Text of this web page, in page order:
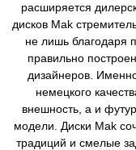
расширяется
дисков Mak
не лишь благодаря
правильно
дизайнеров.
немецкого
внешность, а и
модели. Диски Mak
традиций и смелые